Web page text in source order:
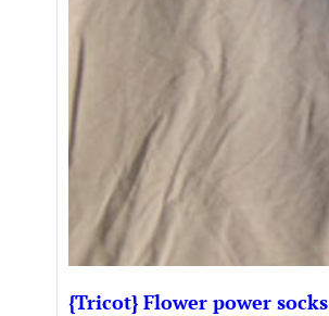
{Tricot} Flower power socks